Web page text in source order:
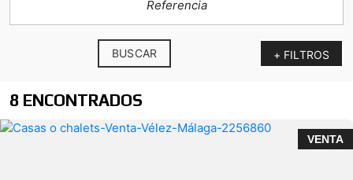
+ FILTROS
BUSCAR
8 ENCONTRADOS
VENTA